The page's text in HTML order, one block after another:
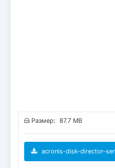
Размер: 87.7 MB
acronis-disk-director-